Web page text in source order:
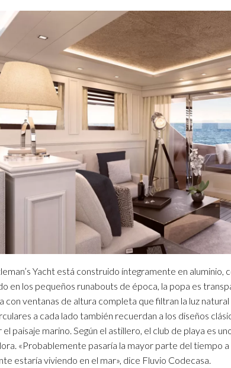
Yacht está construido íntegramente en aluminio,
en los pequeños runabouts de época, la popa es
con ventanas de altura completa que filtran la luz
a cada lado también recuerdan a los diseños
el paisaje marino. Según el astillero, el club de playa es
«Probablemente pasaría la mayor parte del tiempo
estaría viviendo en el mar», dice Fluvio Codecasa.